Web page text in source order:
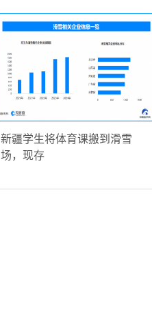
新疆学生将体育课搬到滑雪
场，现存